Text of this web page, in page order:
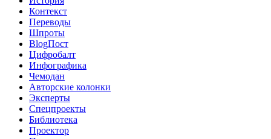
Контекст
Переводы
Шпроты
BlogПост
Цифробалт
Инфографика
Чемодан
Авторские колонки
Эксперты
Спецпроекты
Библиотека
Проектор